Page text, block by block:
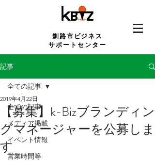
釧路市ビジネス
サポートセンター
記事
全ての記事
メディア掲載
イベント情報
営業時間等
全ての記事
【募集】k-Bizブランディン
グマネージャーを公募しま
す
2019年4月22日